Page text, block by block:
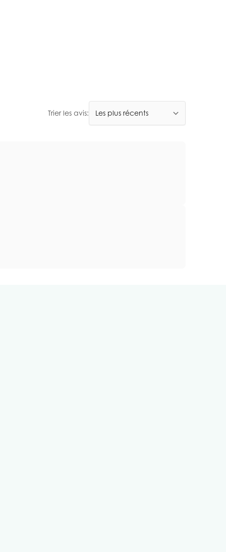
Trier les avis: